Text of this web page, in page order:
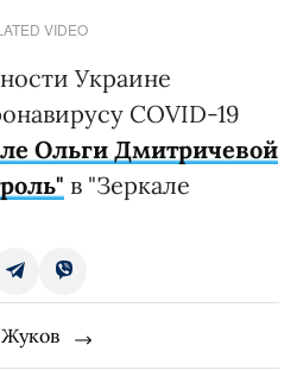
VIDEO
Украине
COVID-19
Ольги Дмитричевой
в "Зеркале